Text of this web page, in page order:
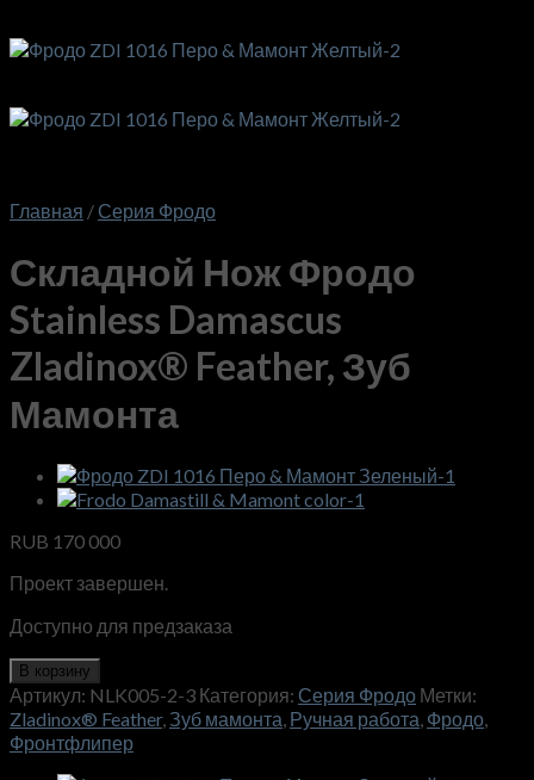
Главная / Серия Фродо
Складной Нож Фродо
Stainless Damascus
Zladinox® Feather, Зуб
Мамонта
RUB 170 000
Проект завершен.
Доступно для предзаказа
В корзину
Артикул: NLK005-2-3 Категория: Серия Фродо Метки:
Zladinox® Feather, Зуб мамонта, Ручная работа, Фродо,
Фронтфлипер